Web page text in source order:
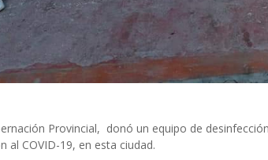
Provincial, donó un equipo de
al COVID-19, en esta ciudad.